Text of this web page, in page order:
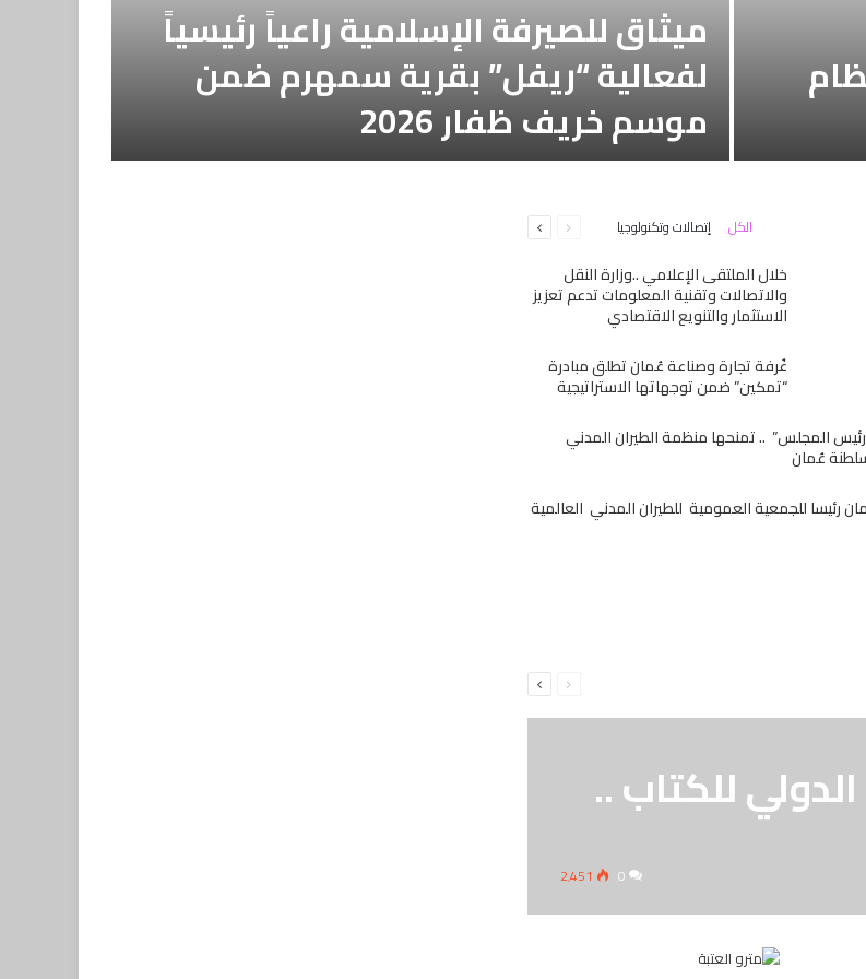
ميثاق للصيرفة الإسلامية راعياً رئيسياً
لفعالية “ريفل” بقرية سمهرم ضمن
موسم خريف ظفار 2026
الكل إتصالات وتكنولوجيا الصفحةالصفحة
خلال الملتقى الإعلامي ..وزارة النقل
والاتصالات وتقنية المعلومات تدعم تعزيز
الاستثمار والتنويع الاقتصادي
غُرفة تجارة وصناعة عُمان تطلق مبادرة
“تمكين” ضمن توجهاتها الاستراتيجية
المجلس” .. تمنحها منظمة الطيران المدني
عُمان
رئيسا للجمعية العمومية للطيران المدني العالمية
الصفحةالصفحة
الدولي للكتاب ..
0 2٬451